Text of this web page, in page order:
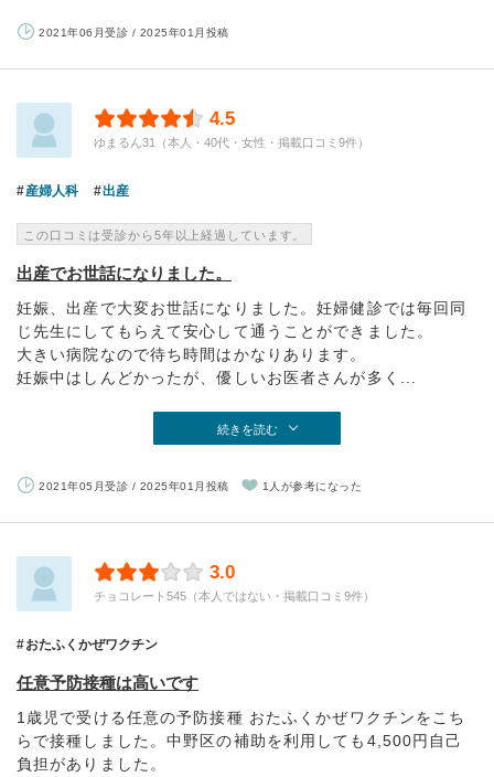
2021年06月受診 / 2025年01月投稿
4.5
ゆまるん31（本人・40代・女性・掲載口コミ9件）
産婦人科 出産
この口コミは受診から5年以上経過しています。
出産でお世話になりました。
妊娠、出産で大変お世話になりました。妊婦健診では毎回同
じ先生にしてもらえて安心して通うことができました。
大きい病院なので待ち時間はかなりあります。
妊娠中はしんどかったが、優しいお医者さんが多く...
続きを読む
2021年05月受診 / 2025年01月投稿 1人が参考になった
3.0
チョコレート545（本人ではない・掲載口コミ9件）
おたふくかぜワクチン
任意予防接種は高いです
1歳児で受ける任意の予防接種 おたふくかぜワクチンをこち
らで接種しました。中野区の補助を利用しても4,500円自己
負担がありました。